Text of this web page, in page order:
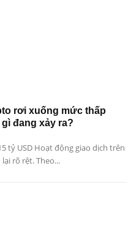
rơi xuống mức thấp
đang xảy ra?
tỷ USD Hoạt động giao dịch trên
rõ rệt. Theo...